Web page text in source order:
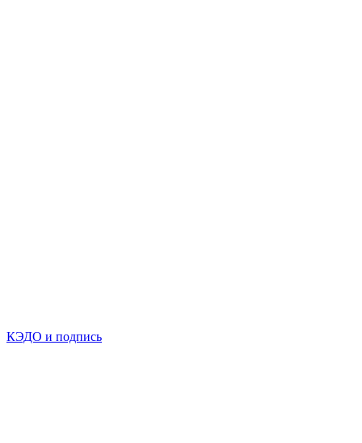
КЭДО и подпись